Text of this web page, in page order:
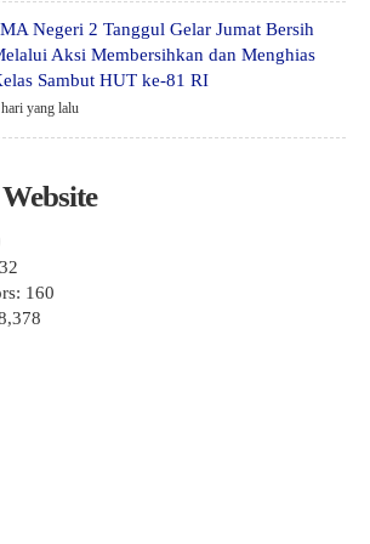
Negeri 2 Tanggul Gelar Jumat Bersih
Aksi Membersihkan dan Menghias
Sambut HUT ke-81 RI
yang lalu
32
160